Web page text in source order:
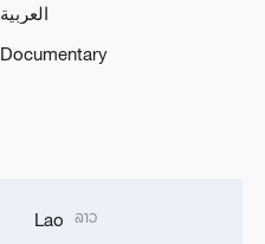
العربية
Documentary
Lao ລາວ